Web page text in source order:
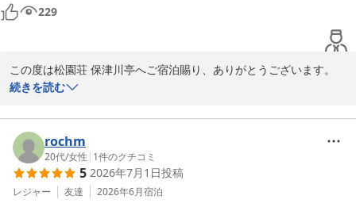
229
この度は松園荘 保津川亭へご宿泊賜り、ありがとうございます。
また貴重なお時間を割いてご評価をいただきまして、重ねて御礼申
ご夕食や大浴場に関して快適にお過ごしいただけたようでうれしく
存じます。
今後とも丁寧な接客や清掃を徹底し、より一層快適なホテルを目指
してまいります。
お客様のまたのご来館を、スタッフ一同心よりお待ち申し上げてお
続きを読む
rochm
20代/女性 | 1件のクチコミ
5 2026年7月1日投稿
レジャー 友達 2026年6月宿泊